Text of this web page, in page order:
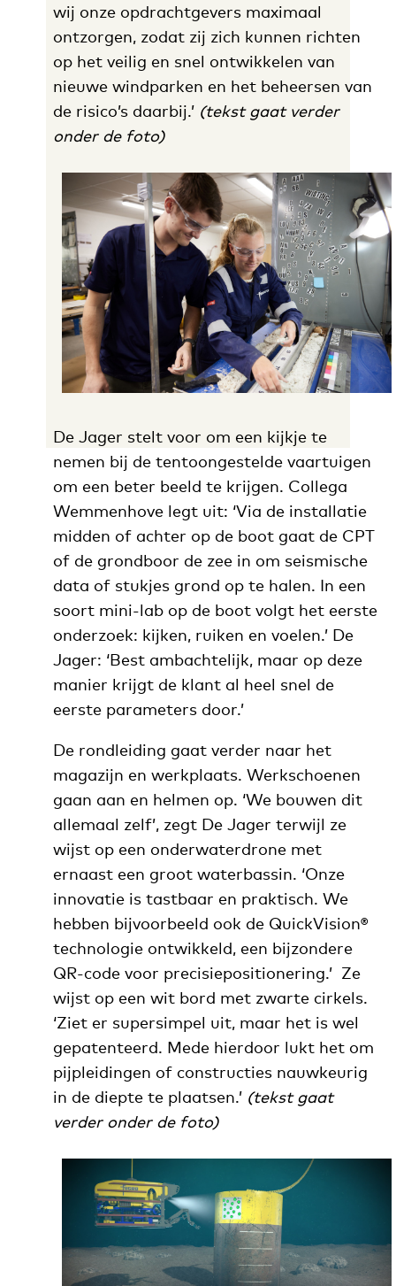
wij onze opdrachtgevers maximaal
ontzorgen, zodat zij zich kunnen richten
op het veilig en snel ontwikkelen van
nieuwe windparken en het beheersen van
de risico’s daarbij.’ (tekst gaat verder
onder de foto)
De Jager stelt voor om een kijkje te
nemen bij de tentoongestelde vaartuigen
om een beter beeld te krijgen. Collega
Wemmenhove legt uit: ‘Via de installatie
midden of achter op de boot gaat de CPT
of de grondboor de zee in om seismische
data of stukjes grond op te halen. In een
soort mini-lab op de boot volgt het eerste
onderzoek: kijken, ruiken en voelen.’ De
Jager: ‘Best ambachtelijk, maar op deze
manier krijgt de klant al heel snel de
eerste parameters door.’
De rondleiding gaat verder naar het
magazijn en werkplaats. Werkschoenen
gaan aan en helmen op. ‘We bouwen dit
allemaal zelf’, zegt De Jager terwijl ze
wijst op een onderwaterdrone met
ernaast een groot waterbassin. ‘Onze
innovatie is tastbaar en praktisch. We
hebben bijvoorbeeld ook de QuickVision®
technologie ontwikkeld, een bijzondere
QR-code voor precisiepositionering.’ Ze
wijst op een wit bord met zwarte cirkels.
‘Ziet er supersimpel uit, maar het is wel
gepatenteerd. Mede hierdoor lukt het om
pijpleidingen of constructies nauwkeurig
in de diepte te plaatsen.’ (tekst gaat
verder onder de foto)